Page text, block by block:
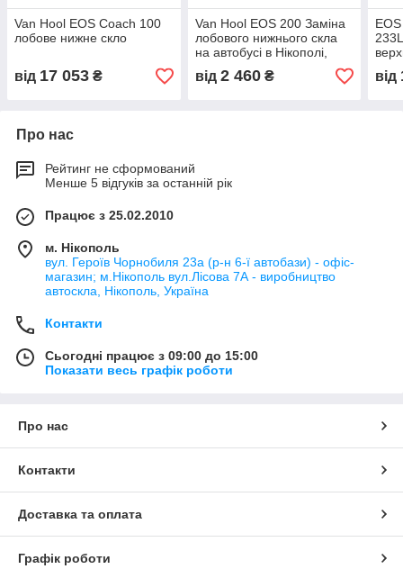
Van Hool EOS Coach 100
лобове нижне скло
від 17 053 ₴
Van Hool EOS 200 Заміна
лобового нижнього скла
на автобусі в Нікополі,
Києві, Дніпре
від 2 460₴ від
Про нас
Рейтинг не сформований
Менше 5 відгуків за останній рік
Працює з 25.02.2010
м. Нікополь
вул. Героїв Чорнобиля 23а (р-н 6-ї автобази) - офіс-
магазин; м.Нікополь вул.Лісова 7А - виробництво
автоскла, Нікополь, Україна
Контакти
Сьогодні працює з 09:00 до 15:00
Показати весь графік роботи
Про нас
Контакти
Доставка та оплата
Графік роботи